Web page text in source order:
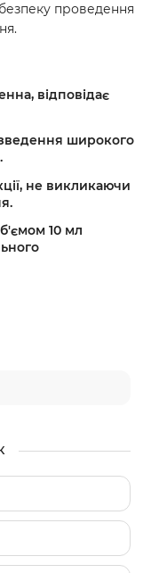
проведення
відповідає
широкого
не викликаючи
10 мл